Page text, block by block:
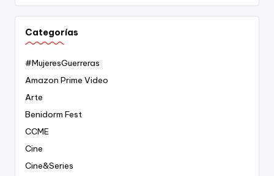
Categorías
#MujeresGuerreras
Amazon Prime Video
Arte
Benidorm Fest
CCME
Cine
Cine&Series